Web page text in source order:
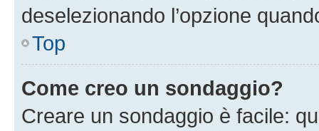
deselezionando l’opzione
Top
Come creo un sondaggio?
Creare un sondaggio è facile: